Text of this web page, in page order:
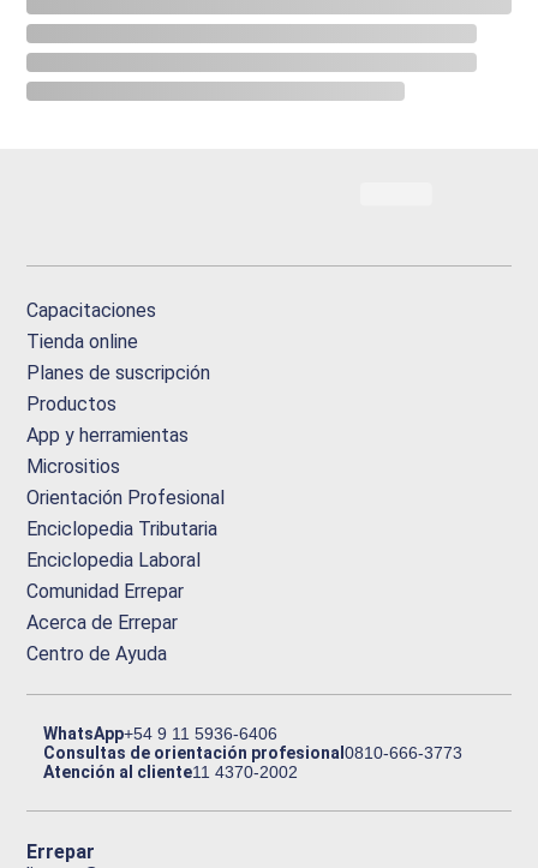
Capacitaciones
Tienda online
Planes de suscripción
Productos
App y herramientas
Micrositios
Orientación Profesional
Enciclopedia Tributaria
Enciclopedia Laboral
Comunidad Errepar
Acerca de Errepar
Centro de Ayuda
WhatsApp+54 9 11 5936-6406
Consultas de orientación profesional0810-666-3773
Atención al cliente11 4370-2002
Errepar